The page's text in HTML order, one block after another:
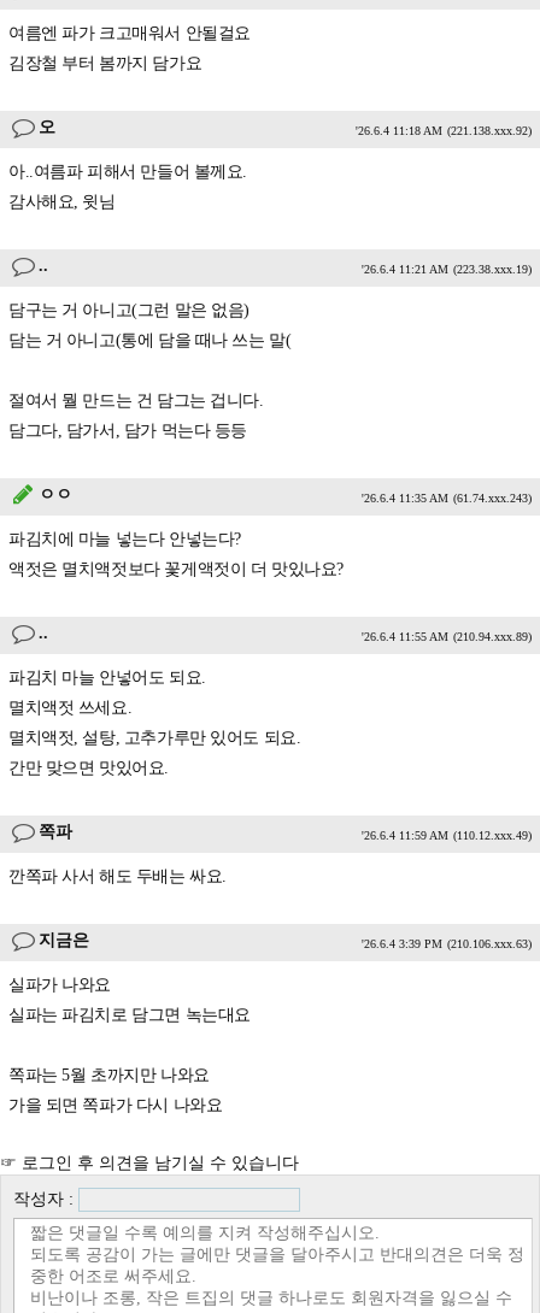
여름엔 파가 크고매워서 안될걸요
김장철 부터 봄까지 담가요
오 '26.6.4 11:18 AM (221.138.xxx.92)
아..여름파 피해서 만들어 볼께요.
감사해요, 윗님
.. '26.6.4 11:21 AM (223.38.xxx.19)
담구는 거 아니고(그런 말은 없음)
담는 거 아니고(통에 담을 때나 쓰는 말(
절여서 뭘 만드는 건 담그는 겁니다.
담그다, 담가서, 담가 먹는다 등등
ㅇㅇ '26.6.4 11:35 AM (61.74.xxx.243)
파김치에 마늘 넣는다 안넣는다?
액젓은 멸치액젓보다 꽃게액젓이 더 맛있나요?
.. '26.6.4 11:55 AM (210.94.xxx.89)
파김치 마늘 안넣어도 되요.
멸치액젓 쓰세요.
멸치액젓, 설탕, 고추가루만 있어도 되요.
간만 맞으면 맛있어요.
쪽파 '26.6.4 11:59 AM (110.12.xxx.49)
깐쪽파 사서 해도 두배는 싸요.
지금은 '26.6.4 3:39 PM (210.106.xxx.63)
실파가 나와요
실파는 파김치로 담그면 녹는대요
쪽파는 5월 초까지만 나와요
가을 되면 쪽파가 다시 나와요
☞ 로그인 후 의견을 남기실 수 있습니다
작성자 :